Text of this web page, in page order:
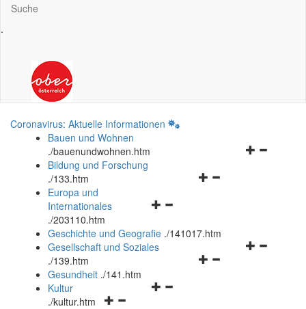
Suche
.
Coronavirus: Aktuelle Informationen
Bauen und Wohnen
./bauenundwohnen.htm
Navigationsmenü
Bildung und Forschung
./133.htm
Navigationsmenü
und
schließen
Europa und
Internationales
./203110.htm
Geschichte und Geografie ./141017.htm
Navigationsmenü
Gesellschaft und Soziales
./139.htm
Navigationsmenü
Gesundheit ./141.htm
Navigationsmenü
Kultur
./kultur.htm